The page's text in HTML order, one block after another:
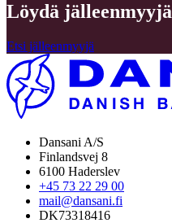
Löydä jälleenmyyjä
Etsi jälleenmyyjä
Dansani A/S
Finlandsvej 8
6100 Haderslev
+45 73 22 29 00
mail@dansani.fi
DK73318416